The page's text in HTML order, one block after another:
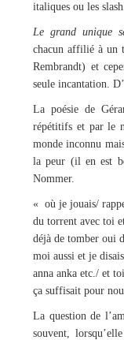
italiques ou les
Le grand unique
chacun affilié à un
Rembrandt) et
seule incantation.
La poésie de
répétitifs et par le
monde inconnu
la peur (il en est
Nommer.
« où je jouais/
du torrent avec toi
déjà de tomber oui
moi aussi et je
anna anka etc./ et
ça suffisait pour
La question de
souvent,